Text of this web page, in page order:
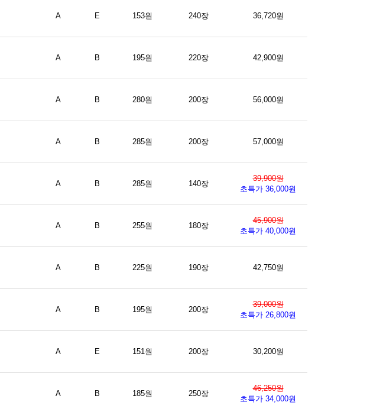
A E 153원 240장 36,720원
A B 195원 220장 42,900원
A B 280원 200장 56,000원
A B 285원 200장 57,000원
A B 285원 140장
39,900원
초특가 36,000원
A B 255원 180장
45,900원
초특가 40,000원
A B 225원 190장 42,750원
A B 195원 200장
39,000원
초특가 26,800원
A E 151원 200장 30,200원
A B 185원 250장
46,250원
초특가 34,000원